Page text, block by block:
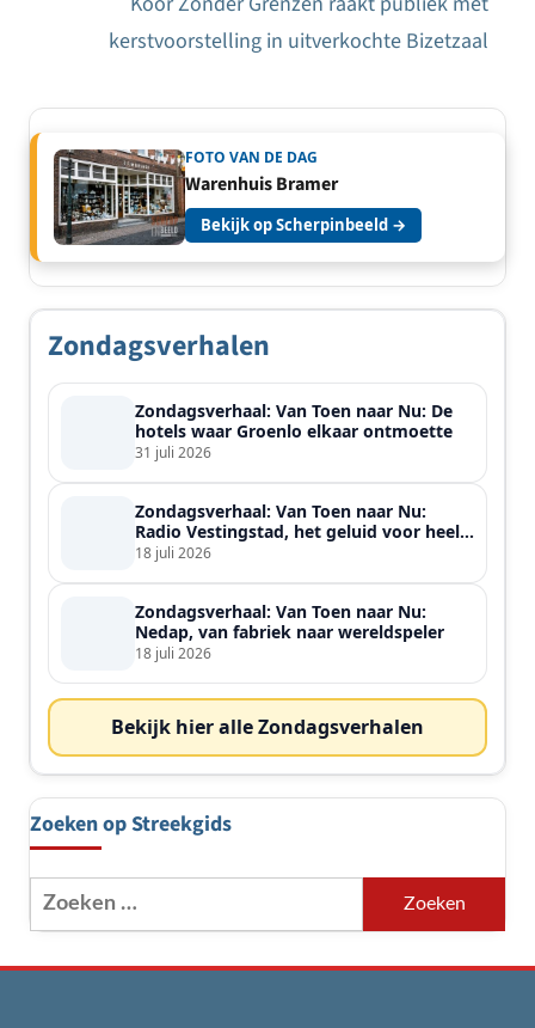
kerstvoorstelling in uitverkochte Bizetzaal
FOTO VAN DE DAG
Warenhuis Bramer
Bekijk op Scherpinbeeld →
Zondagsverhalen
Zondagsverhaal: Van Toen naar Nu: De
hotels waar Groenlo elkaar ontmoette
31 juli 2026
Zondagsverhaal: Van Toen naar Nu:
Radio Vestingstad, het geluid voor heel
de streek
18 juli 2026
Zondagsverhaal: Van Toen naar Nu:
Nedap, van fabriek naar wereldspeler
18 juli 2026
Bekijk hier alle Zondagsverhalen
Zoeken op Streekgids
Zoeken
naar: